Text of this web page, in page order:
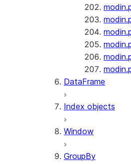
DataFrame
Index objects
Window
GroupBy